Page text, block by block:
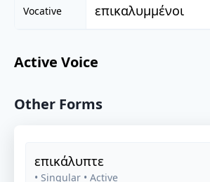
Vocative επικαλυμμένοι
Active Voice
Other Forms
επικάλυπτε
• Singular • Active